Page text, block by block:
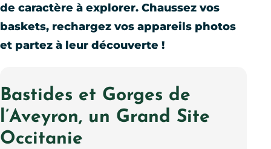
de caractère à explorer. Chaussez vos
baskets, rechargez vos appareils photos
et partez à leur découverte !
Bastides et Gorges de
l’Aveyron, un Grand Site
Occitanie